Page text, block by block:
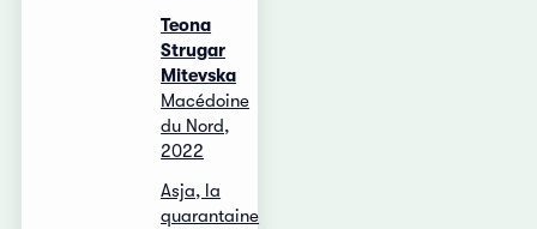
Teona
Strugar
Mitevska
Macédoine
du Nord,
2022
Asja, la
quarantaine